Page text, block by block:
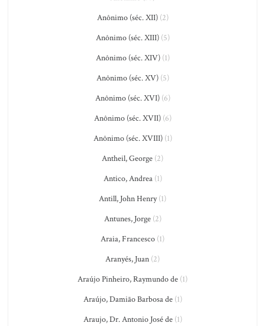
Anônimo (séc. XII)(2)
Anônimo (séc. XIII)(5)
Anônimo (séc. XIV)(1)
Anônimo (séc. XV)(5)
Anônimo (séc. XVI)(6)
Anônimo (séc. XVII)(6)
Anônimo (séc. XVIII)(1)
Antheil, George (2)
Antico, Andrea(1)
Antill, John Henry(1)
Antunes, Jorge(2)
Araia, Francesco (1)
Aranyés, Juan (2)
Araújo Pinheiro, Raymundo de (1)
Araújo, Damião Barbosa de(1)
Araujo, Dr. Antonio José de(1)